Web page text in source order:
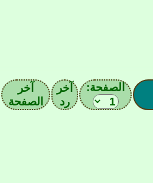
الصفحة:
آخر
رد
آخر
الصفحة